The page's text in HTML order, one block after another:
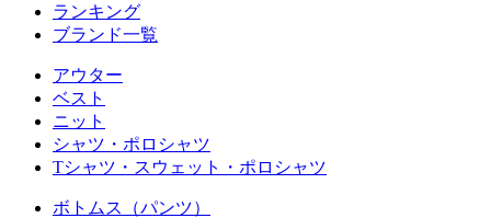
ランキング
ブランド一覧
アウター
ベスト
ニット
シャツ・ポロシャツ
Tシャツ・スウェット・ポロシャツ
ボトムス（パンツ）